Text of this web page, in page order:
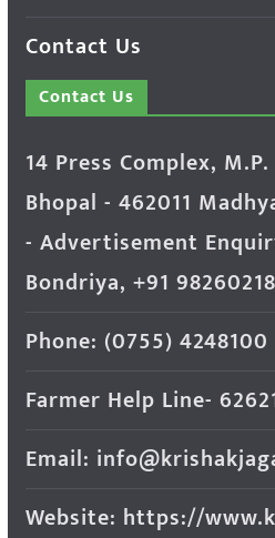
Contact Us
Contact Us
14 Press Complex,
Bhopal - 462011
- Advertisement
Bondriya, +91
Phone: (0755) 4248100
Farmer Help Line-
Email:
Website: https://